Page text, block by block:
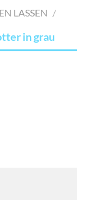
SETZEN
LASSEN /
in grau